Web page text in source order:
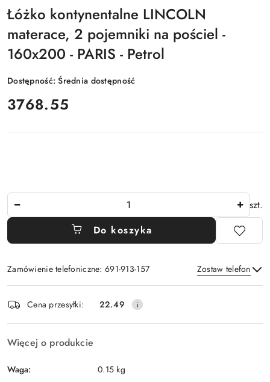
Łóżko kontynentalne LINCOLN
materace, 2 pojemniki na pościel -
160x200 - PARIS - Petrol
Dostępność:Średnia dostępność
cena:
3768.55
szt.
Do koszyka
Zamówienie telefoniczne: 691-913-157 Zostaw telefon
Wyślij
i
dostawa
Cena przesyłki: 22.49
Więcej o produkcie
Waga: 0.15 kg